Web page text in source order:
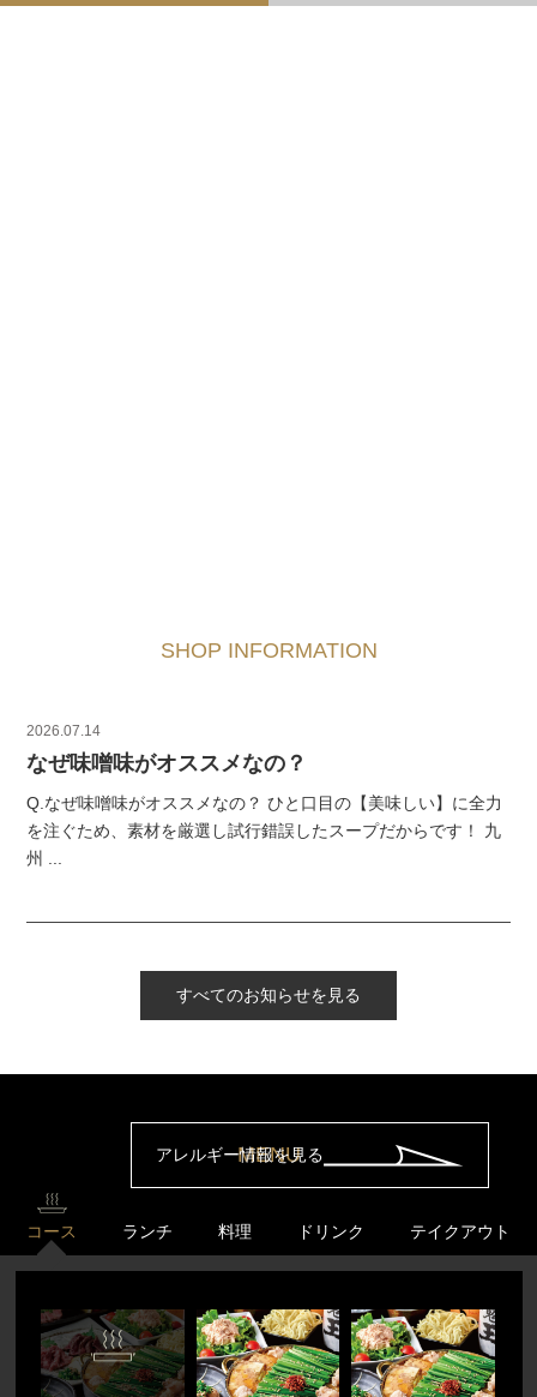
SHOP INFORMATION
2026.07.14
なぜ味噌味がオススメなの？
Q.なぜ味噌味がオススメなの？ ひと口目の【美味しい】に全力
を注ぐため、素材を厳選し試行錯誤したスープだからです！ 九
州 ...
すべてのお知らせを見る
MENU
アレルギー情報を見る
コース ランチ 料理 ドリンク テイクアウト